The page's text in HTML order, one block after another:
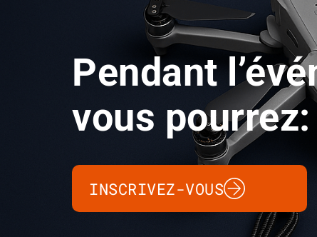
Pendant
vous pourrez:
INSCRIVEZ-VOUS